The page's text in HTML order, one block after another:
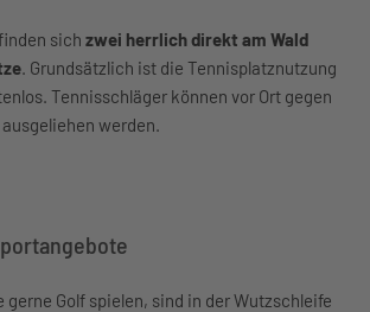
sich zwei herrlich direkt am Wald
. Grundsätzlich ist die Tennisplatznutzung
Tennisschläger können vor Ort gegen
werden.
gerne Golf spielen, sind in der Wutzschleife